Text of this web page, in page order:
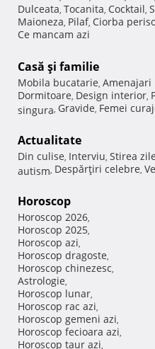
Dulceata, Tocanita, Cocktail,
Maioneza, Pilaf, Ciorba
Ce mancam azi
Casă şi familie
Mobila bucatarie, Amenajari
Dormitoare, Design interior,
singura, Gravide, Femei
Actualitate
Din culise, Interviu, Stirea
autism, Despărţiri celebre,
Horoscop
Horoscop 2026,
Horoscop 2025,
Horoscop azi,
Horoscop dragoste,
Horoscop chinezesc,
Astrologie,
Horoscop lunar,
Horoscop rac azi,
Horoscop gemeni azi,
Horoscop fecioara azi,
Horoscop taur azi,